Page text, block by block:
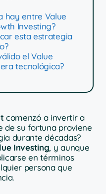
hay entre Value
Investing?
esta estrategia
el Value
tecnológica?
comenzó a invertir a
de su fortuna proviene
durante décadas?
Investing, y aunque
en términos
persona que